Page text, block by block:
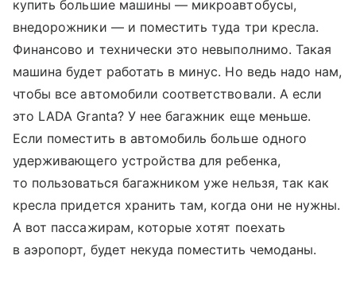
купить большие машины — микроавтобусы,
внедорожники — и поместить туда три кресла.
Финансово и технически это невыполнимо. Такая
машина будет работать в минус. Но ведь надо нам,
чтобы все автомобили соответствовали. А если
это LADA Granta? У нее багажник еще меньше.
Если поместить в автомобиль больше одного
удерживающего устройства для ребенка,
то пользоваться багажником уже нельзя, так как
кресла придется хранить там, когда они не нужны.
А вот пассажирам, которые хотят поехать
в аэропорт, будет некуда поместить чемоданы.